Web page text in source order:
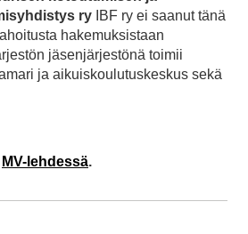
ry IBF ry ei saanut tänä
hakemuksistaan
jäsenjärjestönä toimii
ja aikuiskoulutuskeskus sekä
MV-lehdessä.